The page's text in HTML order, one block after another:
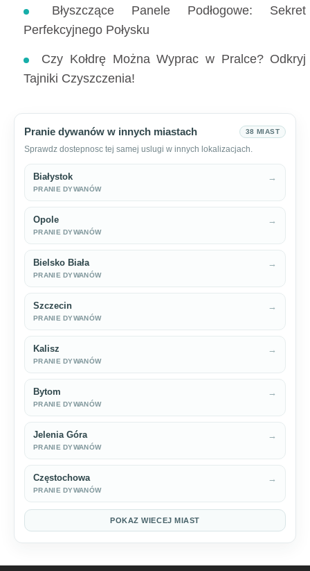
Błyszczące Panele Podłogowe: Sekret
Perfekcyjnego Połysku
Czy Kołdrę Można Wyprac w Pralce? Odkryj
Tajniki Czyszczenia!
Pranie dywanów w innych miastach 38 MIAST
Sprawdz dostepnosc tej samej uslugi w innych lokalizacjach.
Białystok
PRANIE DYWANÓW
→
Opole
PRANIE DYWANÓW
→
Bielsko Biała
PRANIE DYWANÓW
→
Szczecin
PRANIE DYWANÓW
→
Kalisz
PRANIE DYWANÓW
→
Bytom
PRANIE DYWANÓW
→
Jelenia Góra
PRANIE DYWANÓW
→
Częstochowa
PRANIE DYWANÓW
→
POKAZ WIECEJ MIAST